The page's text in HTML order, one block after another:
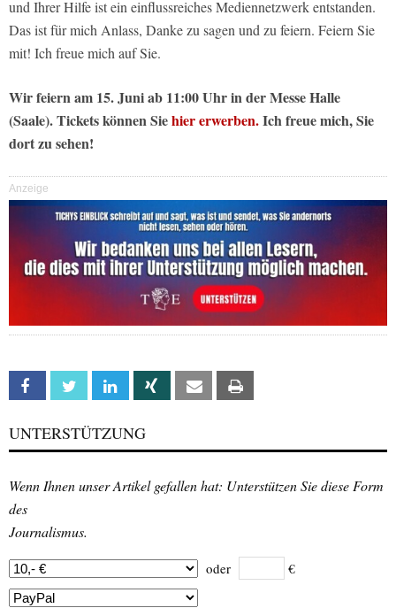
und Ihrer Hilfe ist ein einflussreiches Mediennetzwerk entstanden.
Das ist für mich Anlass, Danke zu sagen und zu feiern. Feiern Sie
mit! Ich freue mich auf Sie.
Wir feiern am 15. Juni ab 11:00 Uhr in der Messe Halle
(Saale). Tickets können Siehier erwerben.Ich freue mich, Sie
dort zu sehen!
Anzeige
Facebook Twitter Linkedin Xing Email
UNTERSTÜTZUNG
Wenn Ihnen unser Artikel gefallen hat: Unterstützen Sie diese Form
des
Journalismus.
oder €